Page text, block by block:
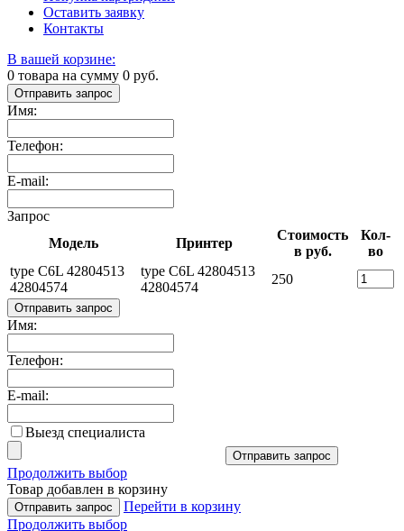
Оставить заявку
Контакты
В вашей корзине:
0 товара на сумму 0 руб.
Отправить запрос
Имя:
Телефон:
E-mail:
Запрос
Модель
Принтер
Стоимость
в руб.
Кол-
во
type C6L 42804513
42804574
type C6L 42804513
42804574
250
Отправить запрос
Имя:
Телефон:
E-mail:
Выезд специалиста
Отправить запрос
Продолжить выбор
Товар добавлен в корзину
Отправить запрос
Перейти в корзину
Продолжить выбор